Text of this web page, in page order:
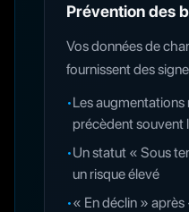
Prévention des
Vos données de
fournissent des
•Les augmentations
précèdent souvent
•Un statut « Sous
un risque élevé
•« En déclin »